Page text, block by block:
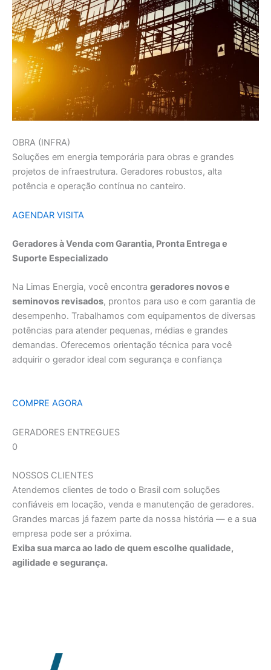
OBRA (INFRA)
Soluções em energia temporária para obras e grandes
projetos de infraestrutura. Geradores robustos, alta
potência e operação contínua no canteiro.
AGENDAR VISITA
Geradores à Venda com Garantia, Pronta Entrega e
Suporte Especializado
Na Limas Energia, você encontra geradores novos e
seminovos revisados, prontos para uso e com garantia de
desempenho. Trabalhamos com equipamentos de diversas
potências para atender pequenas, médias e grandes
demandas. Oferecemos orientação técnica para você
adquirir o gerador ideal com segurança e confiança
COMPRE AGORA
GERADORES ENTREGUES
0
NOSSOS CLIENTES
Atendemos clientes de todo o Brasil com soluções
confiáveis em locação, venda e manutenção de geradores.
Grandes marcas já fazem parte da nossa história — e a sua
empresa pode ser a próxima.
Exiba sua marca ao lado de quem escolhe qualidade,
agilidade e segurança.